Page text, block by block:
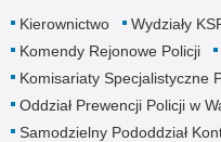
Kierownictwo Wydziały
Komendy Rejonowe Policji
Komisariaty Specjalistyczne
Oddział Prewencji Policji w
Samodzielny Pododdział